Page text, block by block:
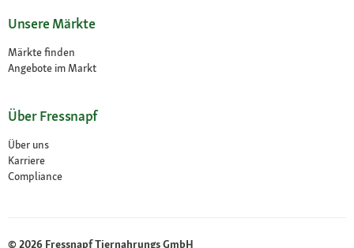
Unsere Märkte
Märkte finden
Angebote im Markt
Über Fressnapf
Über uns
Karriere
Compliance
© 2026 Fressnapf Tiernahrungs GmbH